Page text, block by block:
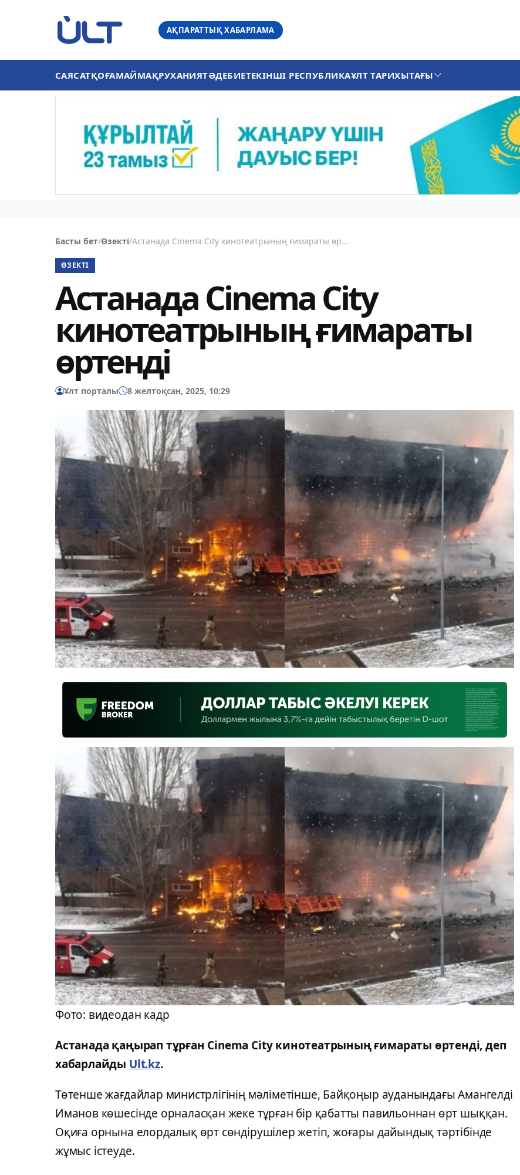
АҚПАРАТТЫҚ ХАБАРЛАМА
САЯСАТҚОҒАМАЙМАҚРУХАНИЯТӘДЕБИЕТЕКІНШІ РЕСПУБЛИКАҰЛТ ТАРИХЫТАҒЫ
Басты бет/Өзекті/Астанада Cinema City кинотеатрының ғимараты өр...
ӨЗЕКТІ
Астанада Cinema City
кинотеатрының ғимараты
өртенді
Ұлт порталы 8 желтоқсан, 2025, 10:29
Фото: видеодан кадр
Астанада қаңырап тұрған Cinema City кинотеатрының ғимараты өртенді, деп
хабарлайды Ult.kz.
Төтенше жағдайлар министрлігінің мәліметінше, Байқоңыр ауданындағы Амангелді
Иманов көшесінде орналасқан жеке тұрған бір қабатты павильоннан өрт шыққан.
Оқиға орнына елордалық өрт сөндірушілер жетіп, жоғары дайындық тәртібінде
жұмыс істеуде.